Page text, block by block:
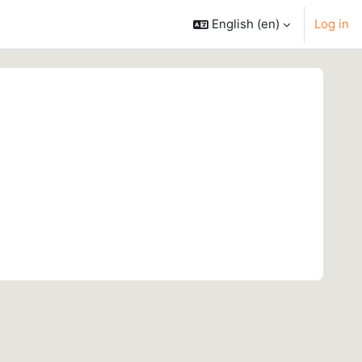
English ‎(en)‎ Log in